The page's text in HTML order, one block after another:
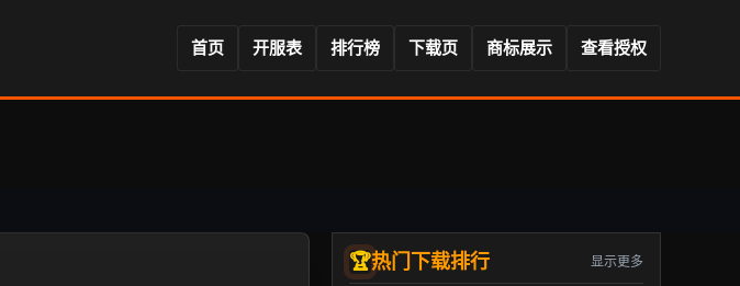
首页 开服表 排行榜 下载页 商标展示 查看授权
热门下载排行 显示更多